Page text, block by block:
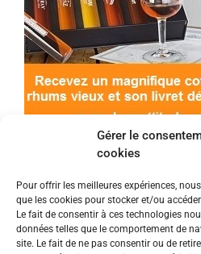
Gérer le
cookies
Pour offrir les meilleures expériences,
que les cookies pour stocker et/ou
Le fait de consentir à ces technologies
données telles que le comportement de
site. Le fait de ne pas consentir ou de
© 2022 Meilleur-rhum.net -
Mentions légales-